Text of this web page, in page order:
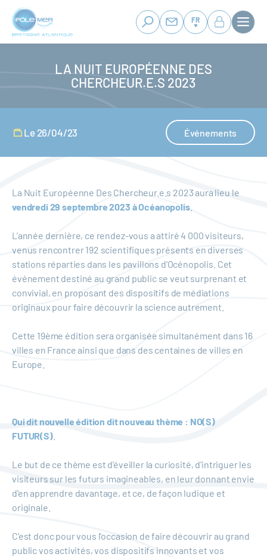
Panneau de gestion des cookies
Aller
contenu
FR
LA NUIT EUROPÉENNE DES
CHERCHEUR.E.S 2023
Le 26/04/23 Événements
La Nuit Européenne Des Chercheur.e.s 2023 aura lieu le
vendredi 29 septembre 2023 à Océanopolis.
L'année dernière, ce rendez-vous a attiré 4 000 visiteurs,
venus rencontrer 192 scientifiques présents en diverses
stations réparties dans les pavillons d'Océnopolis. Cet
événement destiné au grand public se veut surprenant et
convivial, en proposant des dispositifs de médiations
originaux pour faire découvrir la science autrement.
Cette 19ème édition sera organisée simultanément dans 16
villes en France ainsi que dans des centaines de villes en
Europe.
Qui dit nouvelle édition dit nouveau thème : NO(S)
FUTUR(S).
Le but de ce thème est d'éveiller la curiosité, d'intriguer les
visiteurs sur les futurs imagineables, en leur donnant envie
d'en apprendre davantage, et ce, de façon ludique et
originale.
C'est donc pour vous l'occasion de faire découvrir au grand
public vos activités, vos dispositifs innovants et vos